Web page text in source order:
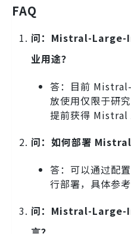
FAQ
问：Mistral-Large-
业用途？
答：目前
放使用仅限于研
提前获得 Mistral
问：如何部署
答：可以通过配
行部署，具体参
问：Mistral-Large-